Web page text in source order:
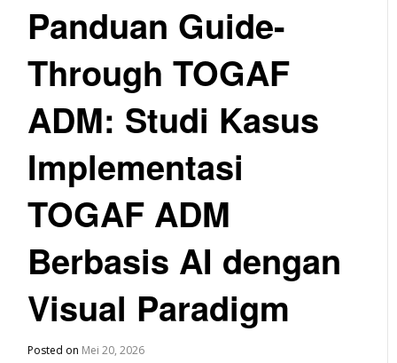
Panduan Guide-
Through TOGAF
ADM: Studi Kasus
Implementasi
TOGAF ADM
Berbasis AI dengan
Visual Paradigm
Posted on Mei 20, 2026